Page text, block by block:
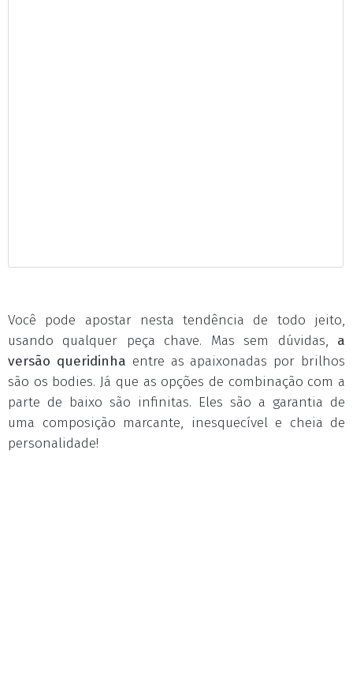
Você pode apostar nesta tendência de todo jeito,
usando qualquer peça chave. Mas sem dúvidas, a
versão queridinha entre as apaixonadas por brilhos
são os bodies. Já que as opções de combinação com a
parte de baixo são infinitas. Eles são a garantia de
uma composição marcante, inesquecível e cheia de
personalidade!